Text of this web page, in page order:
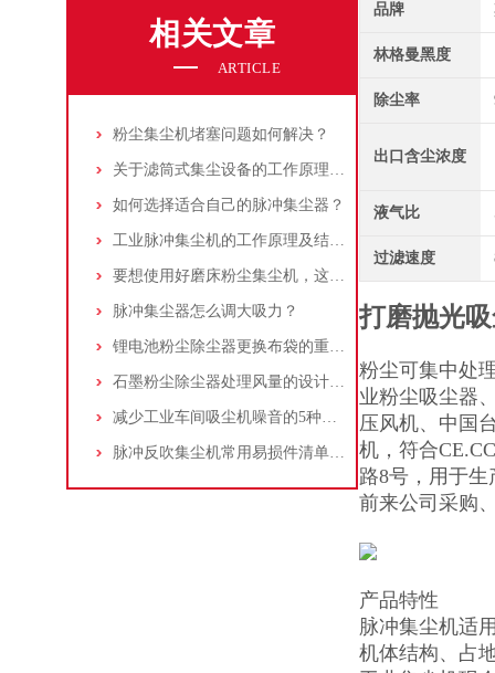
相关文章
ARTICLE
粉尘集尘机堵塞问题如何解决？
关于滤筒式集尘设备的工作原理及特点说明
如何选择适合自己的脉冲集尘器？
工业脉冲集尘机的工作原理及结构特点说明
要想使用好磨床粉尘集尘机，这些条件可不能少
脉冲集尘器怎么调大吸力？
锂电池粉尘除尘器更换布袋的重要性与方法
石墨粉尘除尘器处理风量的设计，你了解多少
减少工业车间吸尘机噪音的5种方法
脉冲反吹集尘机常用易损件清单与更换周期建议
品牌
林格曼黑度
除尘率
出口含尘浓度
液气比
过滤速度
打磨抛光
粉尘可集中处
业粉尘吸尘器
压风机、中国
机，符合
路8号，用于
前来公司采购
产品特性
脉冲集尘机适
机体结构、占